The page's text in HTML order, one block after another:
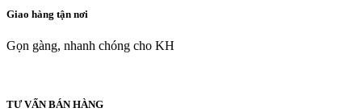
Giao hàng tận nơi
Gọn gàng, nhanh chóng cho KH
TƯ VẤN BÁN HÀNG